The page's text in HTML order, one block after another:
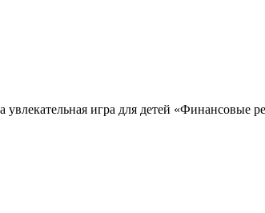
игра для детей «Финансовые